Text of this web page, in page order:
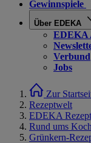
Gewinnspiele
Über EDEKA
EDEKA
Verbund
Jobs
Zur
Rezeptwelt
EDEKA
Rund ums
Grünkern-